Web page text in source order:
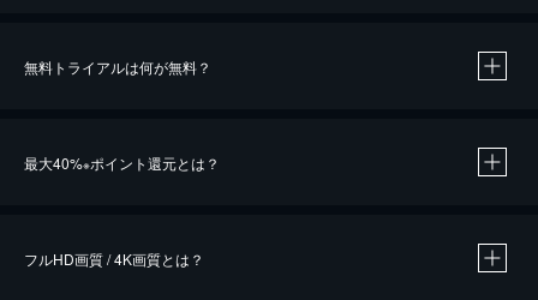
無料トライアルは何が無料？
最大40%※ポイント還元とは？
フルHD画質 / 4K画質とは？